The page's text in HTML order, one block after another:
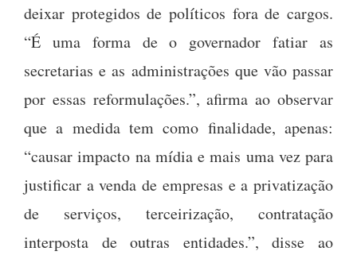
deixar protegidos de políticos fora de cargos.
“É uma forma de o governador fatiar as
secretarias e as administrações que vão passar
por essas reformulações.”, afirma ao observar
que a medida tem como finalidade, apenas:
“causar impacto na mídia e mais uma vez para
justificar a venda de empresas e a privatização
de serviços, terceirização, contratação
interposta de outras entidades.”, disse ao